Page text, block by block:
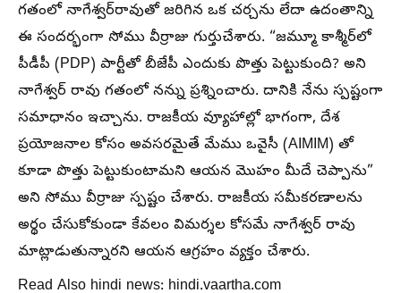
గతంలో నాగేశ్వర్‌రావుతో జరిగిన ఒక చర్చను లేదా ఉదంతాన్ని
ఈ సందర్భంగా సోము వీర్రాజు గుర్తుచేశారు. “జమ్మూ కాశ్మీర్‌లో
పీడీపీ (PDP) పార్టీతో బీజేపీ ఎందుకు పొత్తు పెట్టుకుంది? అని
నాగేశ్వర్ రావు గతంలో నన్ను ప్రశ్నించారు. దానికి నేను స్పష్టంగా
సమాధానం ఇచ్చాను. రాజకీయ వ్యూహాల్లో భాగంగా, దేశ
ప్రయోజనాల కోసం అవసరమైతే మేము ఒవైసీ (AIMIM) తో
కూడా పొత్తు పెట్టుకుంటామని ఆయన మొహం మీదే చెప్పాను”
అని సోము వీర్రాజు స్పష్టం చేశారు. రాజకీయ సమీకరణాలను
అర్థం చేసుకోకుండా కేవలం విమర్శల కోసమే నాగేశ్వర్ రావు
మాట్లాడుతున్నారని ఆయన ఆగ్రహం వ్యక్తం చేశారు.
Read Also hindi news: hindi.vaartha.com